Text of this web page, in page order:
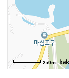
250m